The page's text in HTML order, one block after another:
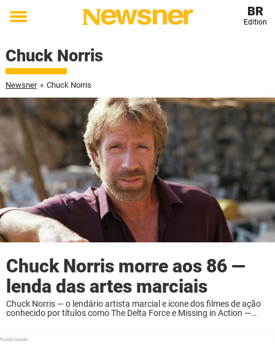
Toggle
BR
Edition
Chuck Norris
Newsner » Chuck Norris
Chuck Norris morre aos 86 —
lenda das artes marciais
Chuck Norris — o lendário artista marcial e ícone dos filmes de ação
conhecido por títulos como The Delta Force e Missing in Action —